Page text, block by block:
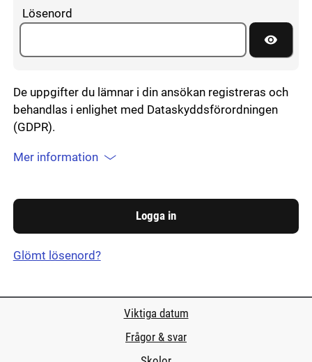
Lösenord
Visa
De uppgifter du lämnar i din ansökan registreras och
behandlas i enlighet med Dataskyddsförordningen
(GDPR).
Mer information
Glömt lösenord?
Viktiga datum
Frågor & svar